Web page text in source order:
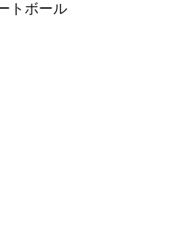
トボール